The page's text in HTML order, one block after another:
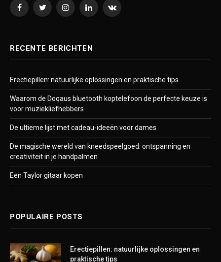
FacebookTwitterInstagramLinkedInVKontakte
RECENTE BERICHTEN
Erectiepillen: natuurlijke oplossingen en praktische tips
Waarom de Doqaus bluetooth koptelefoon de perfecte keuze is
voor muziekliefhebbers
De ultieme lijst met cadeau-ideeën voor dames
De magische wereld van kneedspeelgoed: ontspanning en
creativiteit in je handpalmen
Een Taylor gitaar kopen
POPULAIRE POSTS
Erectiepillen: natuurlijke oplossingen en
praktische tips